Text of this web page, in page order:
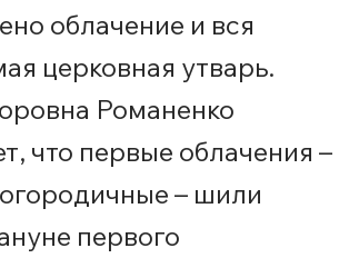
облачение и вся
церковная утварь.
Романенко
что первые облачения –
– шили
первого